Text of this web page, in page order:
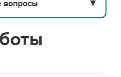
вопросы ▼